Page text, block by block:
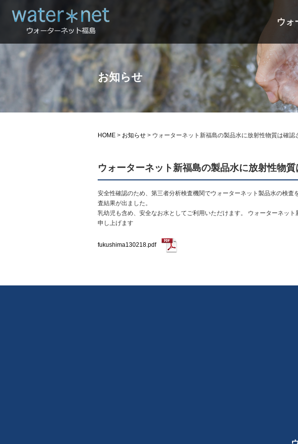
ウォ
お知らせ
HOME > お知らせ > ウォーターネット新福島の製品水に放射性物質は確認
ウォーターネット新福島の製品水に放射性物質
安全性確認のため、第三者分析検査機関でウォーターネット製品水の検
査結果が出ました。
乳幼児も含め、安全なお水としてご利用いただけます。 ウォーターネッ
申し上げます
fukushima130218.pdf